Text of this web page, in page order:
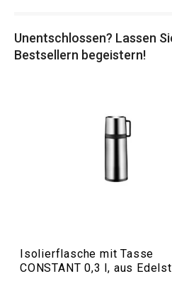
mitnehmen, sondern auch
Thermosbecher passt perfekt
Unentschlossen? Lassen
Bestsellern begeistern!
Isolierflasche mit Tasse
CONSTANT 0,3 l, aus